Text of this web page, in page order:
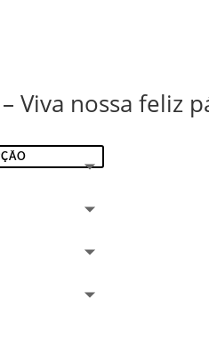
Viva nossa feliz